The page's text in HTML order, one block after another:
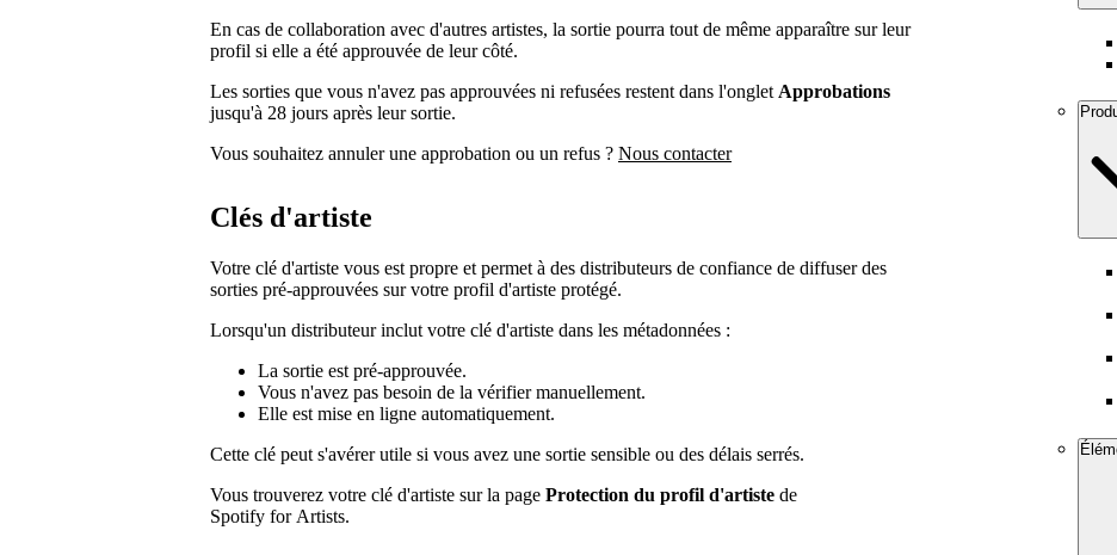
En cas de collaboration avec d'autres artistes, la sortie pourra tout de même apparaître sur leur
profil si elle a été approuvée de leur côté.
Les sorties que vous n'avez pas approuvées ni refusées restent dans l'onglet Approbations
jusqu'à 28 jours après leur sortie.
Vous souhaitez annuler une approbation ou un refus ? Nous contacter
Clés d'artiste
Votre clé d'artiste vous est propre et permet à des distributeurs de confiance de diffuser des
sorties pré-approuvées sur votre profil d'artiste protégé.
Lorsqu'un distributeur inclut votre clé d'artiste dans les métadonnées :
La sortie est pré-approuvée.
Vous n'avez pas besoin de la vérifier manuellement.
Elle est mise en ligne automatiquement.
Cette clé peut s'avérer utile si vous avez une sortie sensible ou des délais serrés.
Vous trouverez votre clé d'artiste sur la page Protection du profil d'artiste de
Spotify for Artists.